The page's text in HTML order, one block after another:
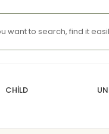
CHİLD